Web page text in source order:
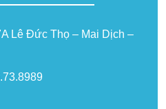
Lê Đức Thọ – Mai Dịch –